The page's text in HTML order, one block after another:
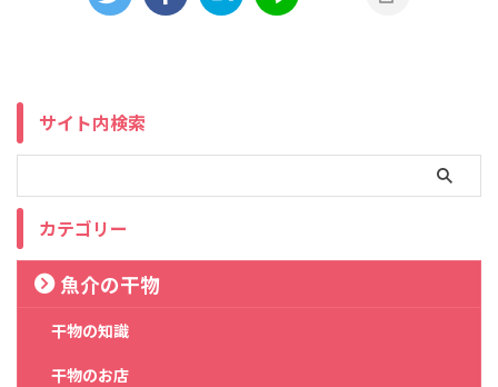
サイト内検索
カテゴリー
魚介の干物
干物の知識
干物のお店